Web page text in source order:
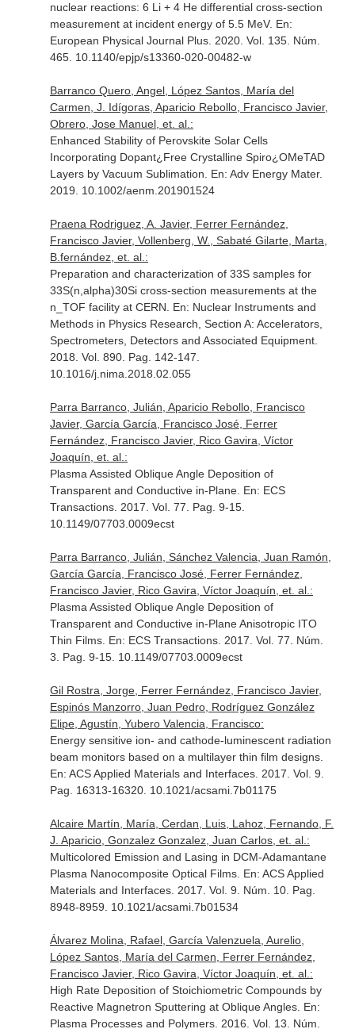
nuclear reactions: 6 Li + 4 He differential cross-section
measurement at incident energy of 5.5 MeV. En:
European Physical Journal Plus. 2020. Vol. 135. Núm.
465. 10.1140/epjp/s13360-020-00482-w
Barranco Quero, Angel, López Santos, María del
Carmen, J. Idígoras, Aparicio Rebollo, Francisco Javier,
Obrero, Jose Manuel, et. al.:
Enhanced Stability of Perovskite Solar Cells
Incorporating Dopant¿Free Crystalline Spiro¿OMeTAD
Layers by Vacuum Sublimation. En: Adv Energy Mater.
2019. 10.1002/aenm.201901524
Praena Rodriguez, A. Javier, Ferrer Fernández,
Francisco Javier, Vollenberg, W., Sabaté Gilarte, Marta,
B.fernández, et. al.:
Preparation and characterization of 33S samples for
33S(n,alpha)30Si cross-section measurements at the
n_TOF facility at CERN. En: Nuclear Instruments and
Methods in Physics Research, Section A: Accelerators,
Spectrometers, Detectors and Associated Equipment.
2018. Vol. 890. Pag. 142-147.
10.1016/j.nima.2018.02.055
Parra Barranco, Julián, Aparicio Rebollo, Francisco
Javier, García García, Francisco José, Ferrer
Fernández, Francisco Javier, Rico Gavira, Víctor
Joaquín, et. al.:
Plasma Assisted Oblique Angle Deposition of
Transparent and Conductive in-Plane. En: ECS
Transactions. 2017. Vol. 77. Pag. 9-15.
10.1149/07703.0009ecst
Parra Barranco, Julián, Sánchez Valencia, Juan Ramón,
García García, Francisco José, Ferrer Fernández,
Francisco Javier, Rico Gavira, Víctor Joaquín, et. al.:
Plasma Assisted Oblique Angle Deposition of
Transparent and Conductive in-Plane Anisotropic ITO
Thin Films. En: ECS Transactions. 2017. Vol. 77. Núm.
3. Pag. 9-15. 10.1149/07703.0009ecst
Gil Rostra, Jorge, Ferrer Fernández, Francisco Javier,
Espinós Manzorro, Juan Pedro, Rodríguez González
Elipe, Agustín, Yubero Valencia, Francisco:
Energy sensitive ion- and cathode-luminescent radiation
beam monitors based on a multilayer thin film designs.
En: ACS Applied Materials and Interfaces. 2017. Vol. 9.
Pag. 16313-16320. 10.1021/acsami.7b01175
Alcaire Martín, María, Cerdan, Luis, Lahoz, Fernando, F.
J. Aparicio, Gonzalez Gonzalez, Juan Carlos, et. al.:
Multicolored Emission and Lasing in DCM-Adamantane
Plasma Nanocomposite Optical Films. En: ACS Applied
Materials and Interfaces. 2017. Vol. 9. Núm. 10. Pag.
8948-8959. 10.1021/acsami.7b01534
Álvarez Molina, Rafael, García Valenzuela, Aurelio,
López Santos, María del Carmen, Ferrer Fernández,
Francisco Javier, Rico Gavira, Víctor Joaquín, et. al.:
High Rate Deposition of Stoichiometric Compounds by
Reactive Magnetron Sputtering at Oblique Angles. En:
Plasma Processes and Polymers. 2016. Vol. 13. Núm.